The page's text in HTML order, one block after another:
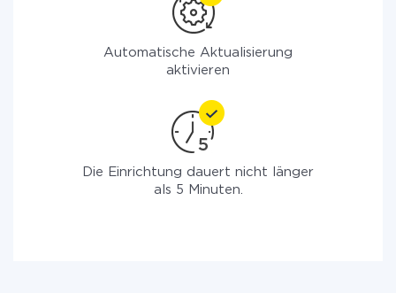
Automatische Aktualisierung
aktivieren
Die Einrichtung dauert nicht länger
als 5 Minuten.